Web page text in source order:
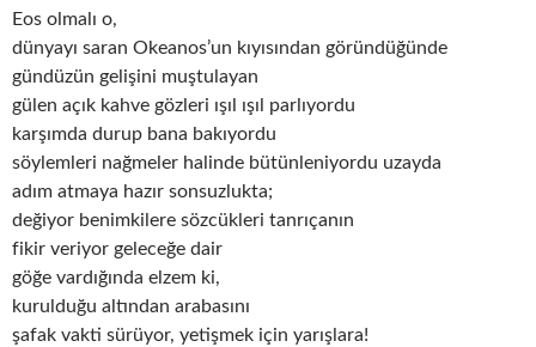
Eos olmalı o,
dünyayı saran Okeanos’un kıyısından göründüğünde
gündüzün gelişini muştulayan
gülen açık kahve gözleri ışıl ışıl parlıyordu
karşımda durup bana bakıyordu
söylemleri nağmeler halinde bütünleniyordu uzayda
adım atmaya hazır sonsuzlukta;
değiyor benimkilere sözcükleri tanrıçanın
fikir veriyor geleceğe dair
göğe vardığında elzem ki,
kurulduğu altından arabasını
şafak vakti sürüyor, yetişmek için yarışlara!